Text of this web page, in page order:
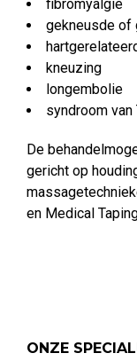
fibromyalgie
gekneusde of
kneuzing
longembolie
syndroom
De
gericht op
en Medical
ONZE